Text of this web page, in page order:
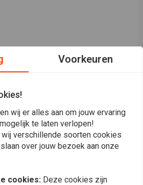
hoogte blijven?
Voorkeuren
wij er alles aan om jouw ervaring
te laten verlopen!
wij verschillende soorten cookies
over jouw bezoek aan onze
cookies: Deze cookies zijn